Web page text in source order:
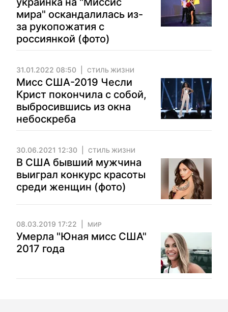
мира" оскандалилась из-
за рукопожатия с
россиянкой (фото)
31.01.2022 08:50 СТИЛЬ ЖИЗНИ
Мисс США-2019 Чесли
Крист покончила с собой,
выбросившись из окна
небоскреба
30.06.2021 12:30 СТИЛЬ ЖИЗНИ
В США бывший мужчина
выиграл конкурс красоты
среди женщин (фото)
08.03.2019 17:22 МИР
Умерла "Юная мисс США"
2017 года